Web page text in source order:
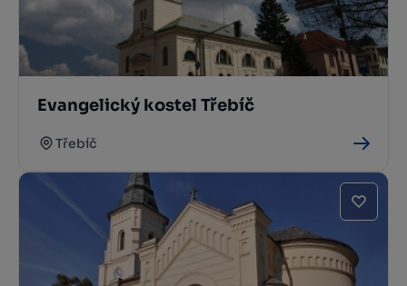
Evangelický kostel Třebíč
Třebíč